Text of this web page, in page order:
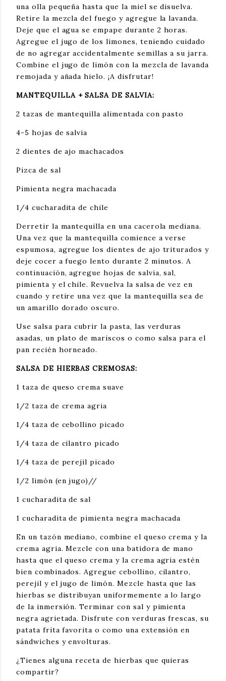
una olla pequeña hasta que la miel se disuelva.
Retire la mezcla del fuego y agregue la lavanda.
Deje que el agua se empape durante 2 horas.
Agregue el jugo de los limones, teniendo cuidado
de no agregar accidentalmente semillas a su jarra.
Combine el jugo de limón con la mezcla de lavanda
remojada y añada hielo. ¡A disfrutar!
MANTEQUILLA + SALSA DE SALVIA:
2 tazas de mantequilla alimentada con pasto
4-5 hojas de salvia
2 dientes de ajo machacados
Pizca de sal
Pimienta negra machacada
1/4 cucharadita de chile
Derretir la mantequilla en una cacerola mediana.
Una vez que la mantequilla comience a verse
espumosa, agregue los dientes de ajo triturados y
deje cocer a fuego lento durante 2 minutos. A
continuación, agregue hojas de salvia, sal,
pimienta y el chile. Revuelva la salsa de vez en
cuando y retire una vez que la mantequilla sea de
un amarillo dorado oscuro.
Use salsa para cubrir la pasta, las verduras
asadas, un plato de mariscos o como salsa para el
pan recién horneado.
SALSA DE HIERBAS CREMOSAS:
1 taza de queso crema suave
1/2 taza de crema agria
1/4 taza de cebollino picado
1/4 taza de cilantro picado
1/4 taza de perejil picado
1/2 limón (en jugo)//
1 cucharadita de sal
1 cucharadita de pimienta negra machacada
En un tazón mediano, combine el queso crema y la
crema agria. Mezcle con una batidora de mano
hasta que el queso crema y la crema agria estén
bien combinados. Agregue cebollino, cilantro,
perejil y el jugo de limón. Mezcle hasta que las
hierbas se distribuyan uniformemente a lo largo
de la inmersión. Terminar con sal y pimienta
negra agrietada. Disfrute con verduras frescas, su
patata frita favorita o como una extensión en
sándwiches y envolturas.
¿Tienes alguna receta de hierbas que quieras
compartir?